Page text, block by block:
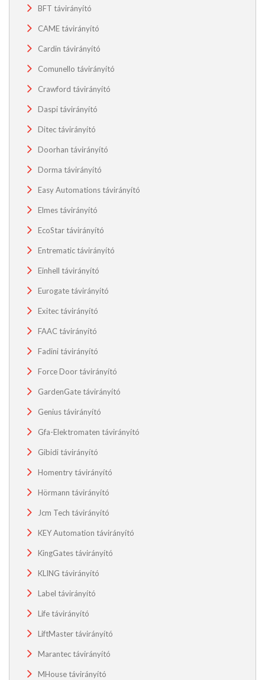
BFT távirányító
CAME távirányító
Cardin távirányító
Comunello távirányító
Crawford távirányító
Daspi távirányító
Ditec távirányító
Doorhan távirányító
Dorma távirányító
Easy Automations távirányító
Elmes távirányító
EcoStar távirányító
Entrematic távirányító
Einhell távirányító
Eurogate távirányító
Exitec távirányító
FAAC távirányító
Fadini távirányító
Force Door távirányító
GardenGate távirányító
Genius távirányító
Gfa-Elektromaten távirányító
Gibidi távirányító
Homentry távirányító
Hörmann távirányító
Jcm Tech távirányító
KEY Automation távirányító
KingGates távirányító
KLING távirányító
Label távirányító
Life távirányító
LiftMaster távirányító
Marantec távirányító
MHouse távirányító